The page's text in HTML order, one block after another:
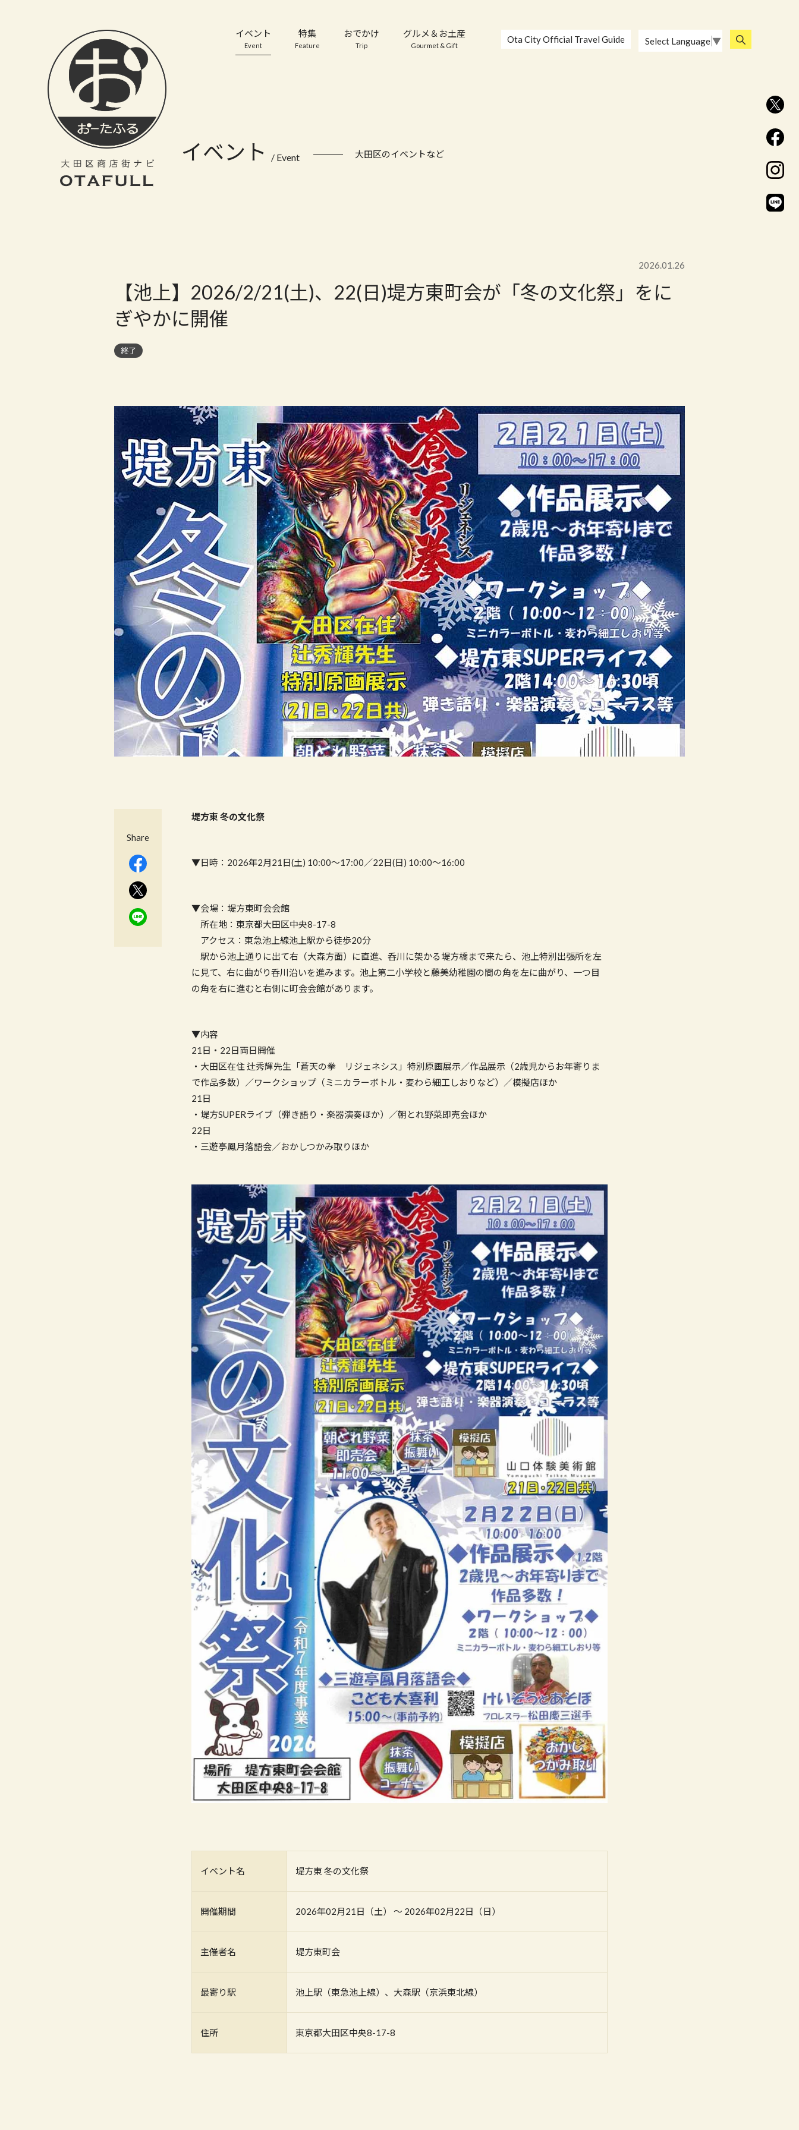
イベント
Event
特集
Feature
おでかけ
Trip
グルメ＆お土産
Gourmet & Gift
Ota City Official Travel Guide Select Language ▼
イベント / Event 大田区のイベントなど
2026.01.26
【池上】2026/2/21(土)、22(日)堤方東町会が「冬の文化祭」をに
ぎやかに開催
終了
堤方東 冬の文化祭
▼日時：2026年2月21日(土) 10:00〜17:00／22日(日) 10:00〜16:00
▼会場：堤方東町会会館
所在地：東京都大田区中央8-17-8
アクセス：東急池上線池上駅から徒歩20分
駅から池上通りに出て右（大森方面）に直進、呑川に架かる堤方橋まで来たら、池上特別出張所を左
に見て、右に曲がり呑川沿いを進みます。池上第二小学校と藤美幼稚園の間の角を左に曲がり、一つ目
の角を右に進むと右側に町会会館があります。
▼内容
21日・22日両日開催
・大田区在住 辻秀輝先生「蒼天の拳 リジェネシス」特別原画展示／作品展示（2歳児からお年寄りま
で作品多数）／ワークショップ（ミニカラーボトル・麦わら細工しおりなど）／模擬店ほか
21日
・堤方SUPERライブ（弾き語り・楽器演奏ほか）／朝とれ野菜即売会ほか
22日
・三遊亭鳳月落語会／おかしつかみ取りほか
イベント名 堤方東 冬の文化祭
開催期間 2026年02月21日（土） 〜 2026年02月22日（日）
主催者名 堤方東町会
最寄り駅 池上駅（東急池上線）、大森駅（京浜東北線）
住所 東京都大田区中央8-17-8
Share